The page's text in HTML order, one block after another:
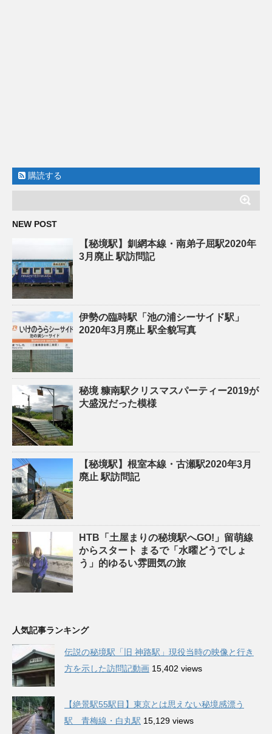
購読する
NEW POST
【秘境駅】釧網本線・南弟子屈駅2020年
3月廃止 駅訪問記
伊勢の臨時駅「池の浦シーサイド駅」
2020年3月廃止 駅全貌写真
秘境 糠南駅クリスマスパーティー2019が
大盛況だった模様
【秘境駅】根室本線・古瀬駅2020年3月
廃止 駅訪問記
HTB「土屋まりの秘境駅へGO!」留萌線
からスタート まるで「水曜どうでしょ
う」的ゆるい雰囲気の旅
人気記事ランキング
伝説の秘境駅「旧 神路駅」現役当時の映像と行き
方を示した訪問記動画 15,402 views
【絶景駅55駅目】東京とは思えない秘境感漂う
駅 青梅線・白丸駅 15,129 views